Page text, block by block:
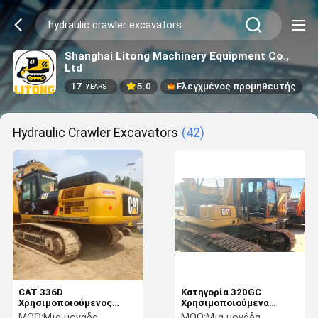
Shanghai Litong Machinery Equipment Co.,
Ltd
17 YEARS 5.0 Ελεγχμένος προμηθευτής
Hydraulic Crawler Excavators (42)
CAT 336D
Χρησιμοποιούμενος
υδραυλικός αναπηρέτης
Κατηγορία 320GC
Χρησιμοποιούμενα
υδραυλικά σκάφτρα με